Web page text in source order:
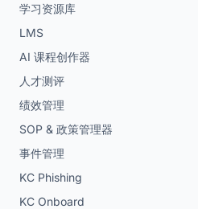
学习资源库
LMS
AI 课程创作器
人才测评
绩效管理
SOP & 政策管理器
事件管理
KC Phishing
KC Onboard